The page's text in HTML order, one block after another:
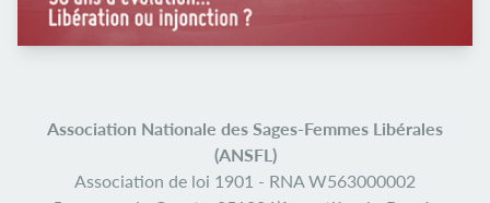
Association Nationale des Sages-Femmes Libérales
(ANSFL)
Association de loi 1901 - RNA W563000002